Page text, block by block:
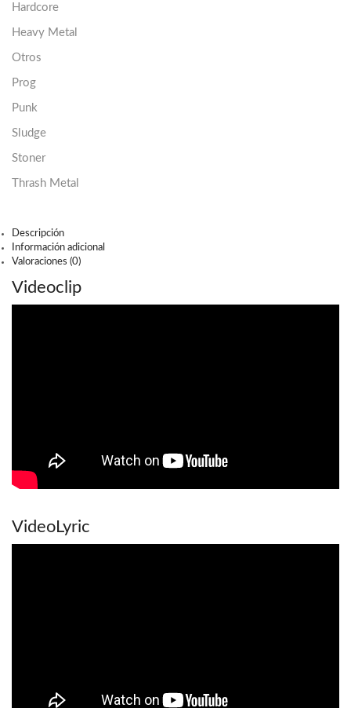
Hardcore
Heavy Metal
Otros
Prog
Punk
Sludge
Stoner
Thrash Metal
Descripción
Información adicional
Valoraciones (0)
Videoclip
VideoLyric